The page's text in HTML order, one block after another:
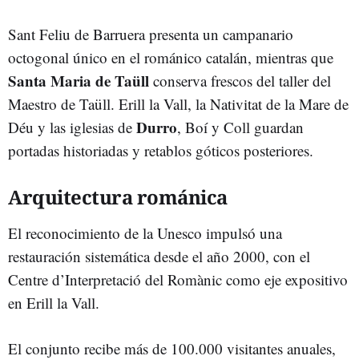
Sant Feliu de Barruera presenta un campanario
octogonal único en el románico catalán, mientras que
Santa Maria de Taüll conserva frescos del taller del
Maestro de Taüll. Erill la Vall, la Nativitat de la Mare de
Déu y las iglesias de Durro, Boí y Coll guardan
portadas historiadas y retablos góticos posteriores.
Arquitectura románica
El reconocimiento de la Unesco impulsó una
restauración sistemática desde el año 2000, con el
Centre d’Interpretació del Romànic como eje expositivo
en Erill la Vall.
El conjunto recibe más de 100.000 visitantes anuales,